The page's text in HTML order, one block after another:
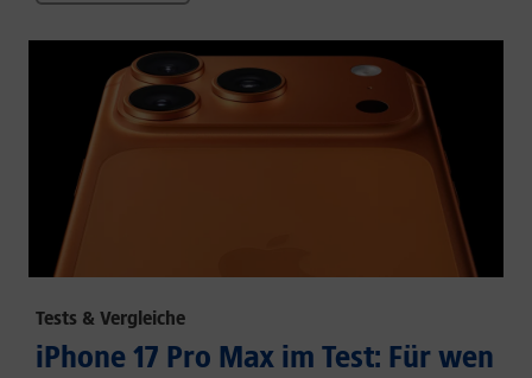
Tests & Vergleiche
iPhone 17 Pro Max im Test: Für wen